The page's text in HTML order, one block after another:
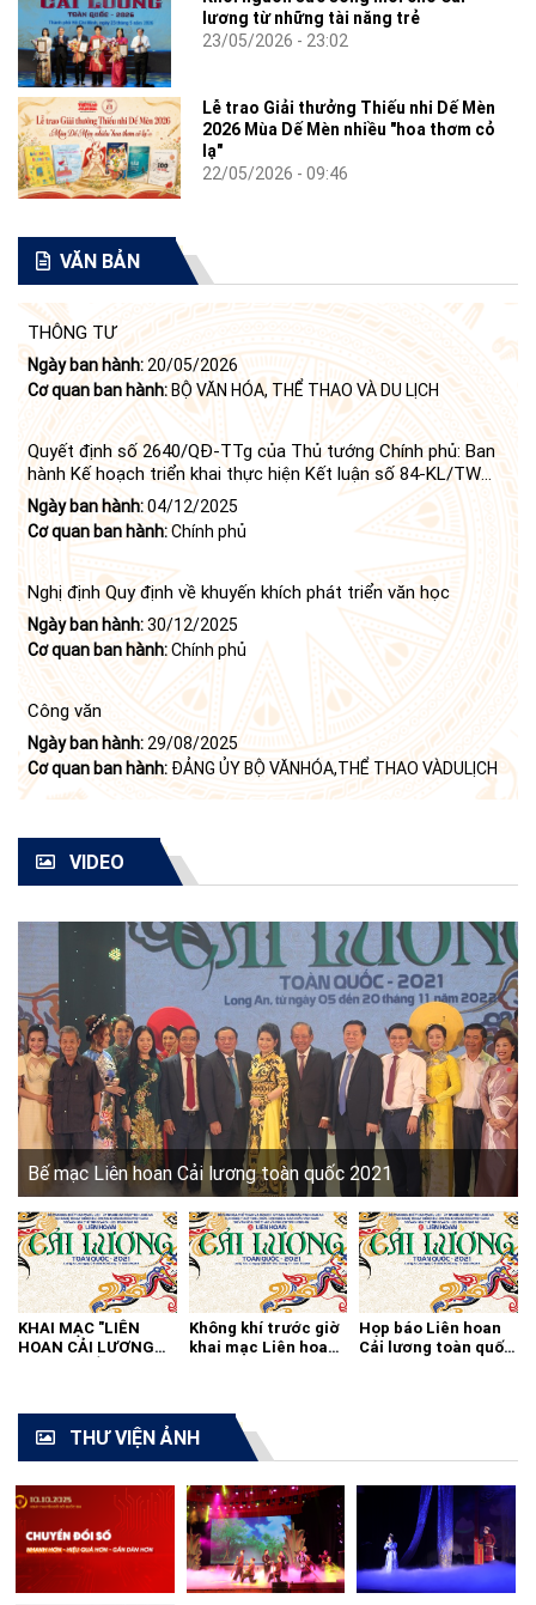
lương từ những tài năng trẻ
23/05/2026 - 23:02
Lễ trao Giải thưởng Thiếu nhi Dế Mèn
2026 Mùa Dế Mèn nhiều "hoa thơm cỏ
lạ"
22/05/2026 - 09:46
VĂN BẢN
THÔNG TƯ
Ngày ban hành: 20/05/2026
Cơ quan ban hành: BỘ VĂN HÓA, THỂ THAO VÀ DU LỊCH
Quyết định số 2640/QĐ-TTg của Thủ tướng Chính phủ: Ban
hành Kế hoạch triển khai thực hiện Kết luận số 84-KL/TW
ngày 21 tháng 6 năm 2024 của Bộ Chính trị tiếp tục thực
hiện Nghị quyết số 23-NQ/TW ngày 16 tháng 6 năm 2008
của Bộ Chính trị (khóa X) về "tiếp tục xây dựng và phát triển
văn học, nghệ thuật trong thời kỳ mới"
Ngày ban hành:04/12/2025
Cơ quan ban hành:Chính phủ
Nghị định Quy định về khuyến khích phát triển văn học
Ngày ban hành:30/12/2025
Cơ quan ban hành:Chính phủ
Công văn
Ngày ban hành: 29/08/2025
Cơ quan ban hành: ĐẢNG ỦY BỘ VĂNHÓA,THỂ THAO VÀDULỊCH
VIDEO
Bế mạc Liên hoan Cải lương toàn quốc 2021
KHAI MẠC "LIÊN
HOAN CẢI LƯƠNG
Không khí trước giờ
khai mạc Liên hoan
Họp báo Liên hoan
Cải lương toàn quốc
THƯ VIỆN ẢNH